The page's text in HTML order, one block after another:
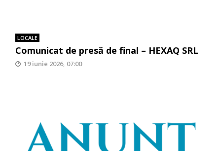
LOCALE
Comunicat de presă de final – HEXAQ SRL
19 iunie 2026, 07:00